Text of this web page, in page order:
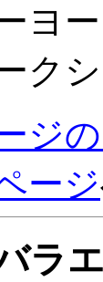
ヨ
ク
ジ
ージ
ラ